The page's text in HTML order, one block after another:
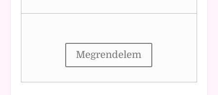
Megrendelem